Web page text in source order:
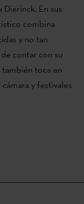
En sus
combina
y no tan
contar con su
toca en
y festivales